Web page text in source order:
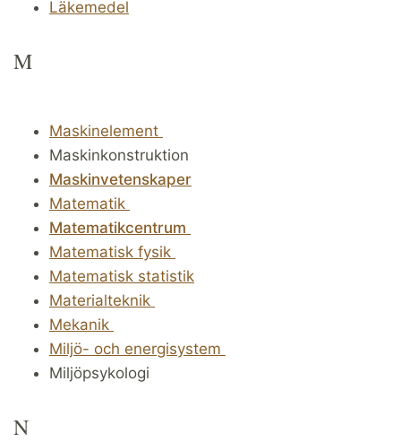
Läkemedel
M
Maskinelement
Maskinkonstruktion
Maskinvetenskaper
Matematik
Matematikcentrum
Matematisk fysik
Matematisk statistik
Materialteknik
Mekanik
Miljö- och energisystem
Miljöpsykologi
N